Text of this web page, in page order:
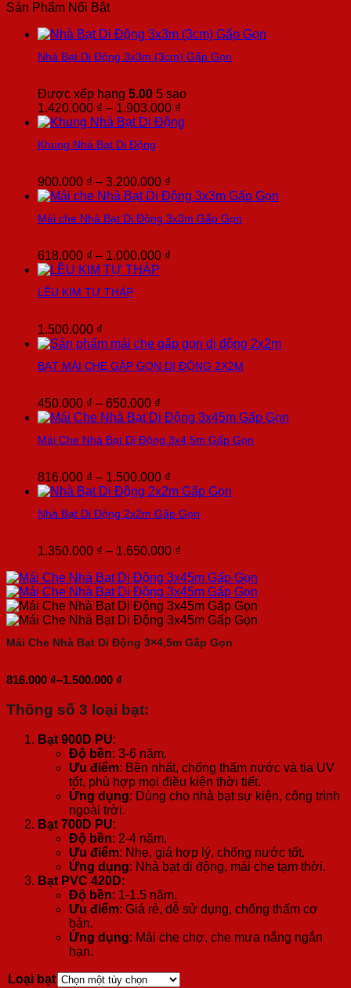
Sản Phẩm Nổi Bật
Nhà Bạt Di Động 3x3m (3cm) Gấp Gọn
Được xếp hạng 5.00 5 sao
1.420.000 ₫ – 1.903.000 ₫
giá:
Khung Nhà Bạt Di Động
900.000 ₫ – 3.200.000 ₫
giá:
900.000 ₫
Mái che Nhà Bạt Di Động 3x3m Gấp Gọn
618.000 ₫ – 1.000.000 ₫
LỀU KIM TỰ THÁP
1.500.000 ₫
BẠT MÁI CHE GẤP GỌN DI ĐỘNG 2X2M
450.000 ₫ – 650.000 ₫
giá:
450.000 ₫
650.000 ₫
Mái Che Nhà Bạt Di Động 3x4,5m Gấp Gọn
816.000 ₫ – 1.500.000 ₫
giá:
816.000 ₫
1.500.000 ₫
Nhà Bạt Di Động 2x2m Gấp Gọn
1.350.000 ₫ – 1.650.000 ₫
từ
1.350.000 ₫
đến
1.650.000 ₫
Mái Che Nhà Bạt Di Động 3×4,5m Gấp Gọn
816.000 ₫–1.500.000 ₫
Khoảng
từ
đến
1.500.000 ₫
Thông số 3 loại bạt:
Bạt 900D PU:
Độ bền: 3-6 năm.
Ưu điểm: Bền nhất, chống thấm nước và tia UV
tốt, phù hợp mọi điều kiện thời tiết.
Ứng dụng: Dùng cho nhà bạt sự kiện, công trình
ngoài trời.
Bạt 700D PU:
Độ bền: 2-4 năm.
Ưu điểm: Nhẹ, giá hợp lý, chống nước tốt.
Ứng dụng: Nhà bạt di động, mái che tạm thời.
Bạt PVC 420D:
Độ bền: 1-1.5 năm.
Ưu điểm: Giá rẻ, dễ sử dụng, chống thấm cơ
bản.
Ứng dụng: Mái che chợ, che mưa nắng ngắn
hạn.
Loại bạt